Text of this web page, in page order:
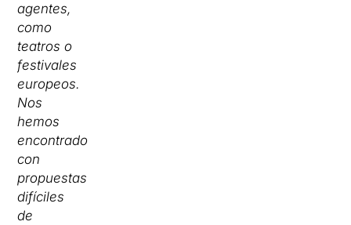
agentes,
como
teatros o
festivales
europeos.
Nos
hemos
encontrado
con
propuestas
difíciles
de